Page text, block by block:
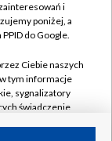
i
poniżej, a
do Google.
Ciebie naszych
tym informacje
sygnalizatory
świadczenie